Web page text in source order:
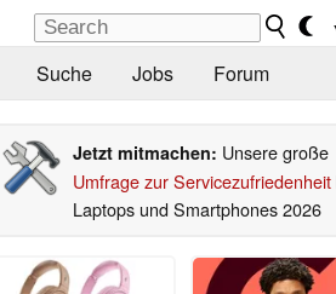
Suche Jobs Forum
Jetzt mitmachen: Unsere große
Umfrage zur Servicezufriedenheit
Laptops und Smartphones 2026